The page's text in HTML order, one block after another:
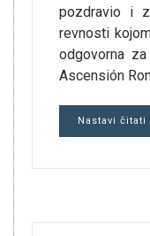
pozdravio i
revnosti
odgovorna
Ascensión
Nastavi čitati